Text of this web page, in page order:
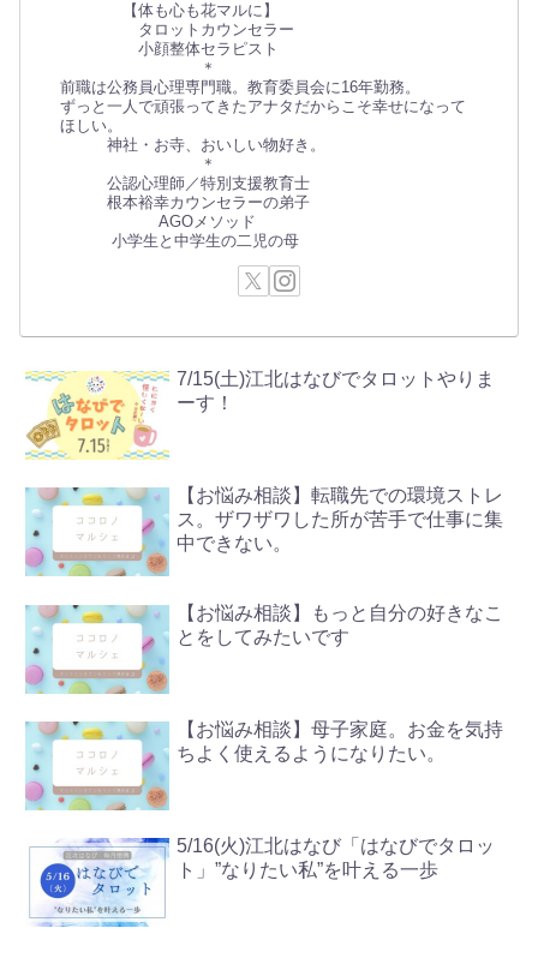
【体も心も花マルに】
タロットカウンセラー
小顔整体セラピスト
＊
前職は公務員心理専門職。教育委員会に16年勤務。
ずっと一人で頑張ってきたアナタだからこそ幸せになって
ほしい。
神社・お寺、おいしい物好き。
＊
公認心理師／特別支援教育士
根本裕幸カウンセラーの弟子
AGOメソッド
小学生と中学生の二児の母
7/15(土)江北はなびでタロットやりま
ーす！
【お悩み相談】転職先での環境ストレ
ス。ザワザワした所が苦手で仕事に集
中できない。
【お悩み相談】もっと自分の好きなこ
とをしてみたいです
【お悩み相談】母子家庭。お金を気持
ちよく使えるようになりたい。
5/16(火)江北はなび「はなびでタロッ
ト」”なりたい私”を叶える一歩